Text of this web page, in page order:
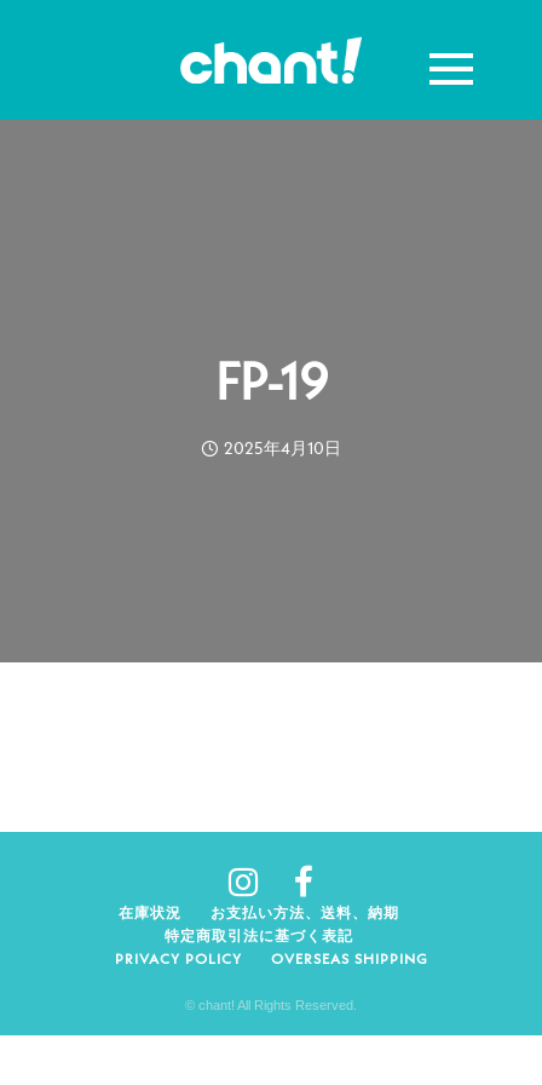
FP-19
2025年4月10日
在庫状況
お支払い方法、送料、納期
特定商取引法に基づく表記
PRIVACY POLICY
OVERSEAS SHIPPING
© chant! All Rights Reserved.